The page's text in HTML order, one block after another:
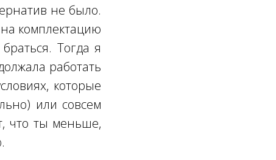
не было.
комплектацию
Тогда я
работать
которые
или совсем
что ты меньше,